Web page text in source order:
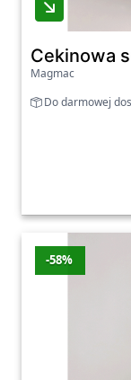
Cekinowa
Magmac
Do darmowej
-58%